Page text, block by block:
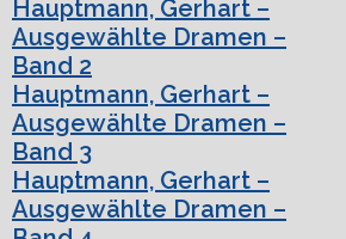
Hauptmann, Gerhart –
Ausgewählte Dramen –
Band 2
Hauptmann, Gerhart –
Ausgewählte Dramen –
Band 3
Hauptmann, Gerhart –
Ausgewählte Dramen –